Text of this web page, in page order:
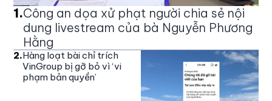
1.Công an dọa xử phạt người chia sẻ nội
dung livestream của bà Nguyễn Phương
Hằng
2.Hàng loạt bài chỉ trích
VinGroup bị gỡ bỏ vì ‘vi
phạm bản quyền’